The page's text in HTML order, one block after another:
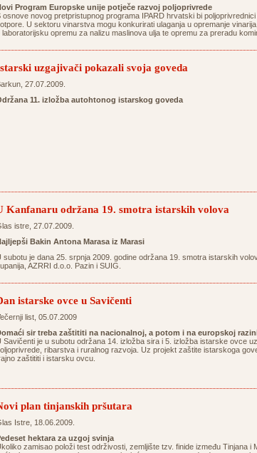
Program Europske unije potječe razvoj poljoprivrede
osnove novog pretpristupnog programa IPARD hrvatski bi
U sektoru vinarstva mogu konkurirati ulaganja u opremanje
laboratorijsku opremu za nalizu maslinova ulja te opremu za preradu
uzgajivači pokazali svoja goveda
27.07.2009.
11. izložba autohtonog istarskog goveda
Kanfanaru održana 19. smotra istarskih volova
istre, 27.07.2009.
Bakin Antona Marasa iz Marasi
subotu je dana 25. srpnja 2009. godine održana 19. smotra istarskih
AZRRI d.o.o. Pazin i SUIG.
istarske ovce u Savičenti
list, 05.07.2009
sir treba zaštititi na nacionalnoj, a potom i na europskoj
Savičenti je u subotu održana 14. izložba sira i 5. izložba istarske ovce
ribarstva i ruralnog razvoja. Uz projekt zaštite istarskoga
zaštititi i istarsku ovcu.
plan tinjanskih pršutara
Istre, 18.06.2009.
hektara za uzgoj svinja
zamisao položi test održivosti, zemljište tzv. finide između Tinjana